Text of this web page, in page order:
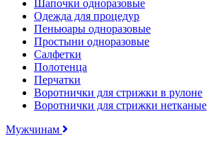
Шапочки одноразовые
Одежда для процедур
Пеньюары одноразовые
Простыни одноразовые
Салфетки
Полотенца
Перчатки
Воротнички для стрижки в рулоне
Воротнички для стрижки нетканые
Мужчинам